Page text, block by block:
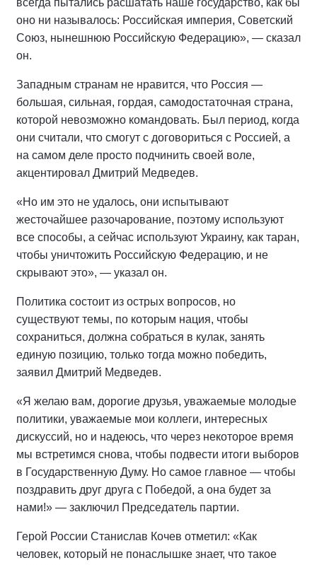
всегда пытались расшатать наше государство, как бы
оно ни называлось: Российская империя, Советский
Союз, нынешнюю Российскую Федерацию», — сказал
он.
Западным странам не нравится, что Россия —
большая, сильная, гордая, самодостаточная страна,
которой невозможно командовать. Был период, когда
они считали, что смогут с договориться с Россией, а
на самом деле просто подчинить своей воле,
акцентировал Дмитрий Медведев.
«Но им это не удалось, они испытывают
жесточайшее разочарование, поэтому используют
все способы, а сейчас используют Украину, как таран,
чтобы уничтожить Российскую Федерацию, и не
скрывают это», — указал он.
Политика состоит из острых вопросов, но
существуют темы, по которым нация, чтобы
сохраниться, должна собраться в кулак, занять
единую позицию, только тогда можно победить,
заявил Дмитрий Медведев.
«Я желаю вам, дорогие друзья, уважаемые молодые
политики, уважаемые мои коллеги, интересных
дискуссий, но и надеюсь, что через некоторое время
мы встретимся снова, чтобы подвести итоги выборов
в Государственную Думу. Но самое главное — чтобы
поздравить друг друга с Победой, а она будет за
нами!» — заключил Председатель партии.
Герой России Станислав Кочев отметил: «Как
человек, который не понаслышке знает, что такое